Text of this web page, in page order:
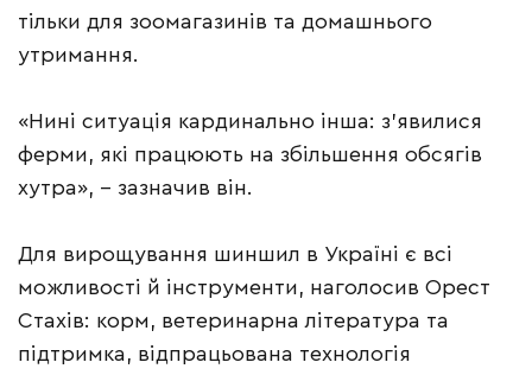
тільки для зоомагазинів та домашнього
утримання.
«Нині ситуація кардинально інша: з’явилися
ферми, які працюють на збільшення обсягів
хутра», – зазначив він.
Для вирощування шиншил в Україні є всі
можливості й інструменти, наголосив Орест
Стахів: корм, ветеринарна література та
підтримка, відпрацьована технологія